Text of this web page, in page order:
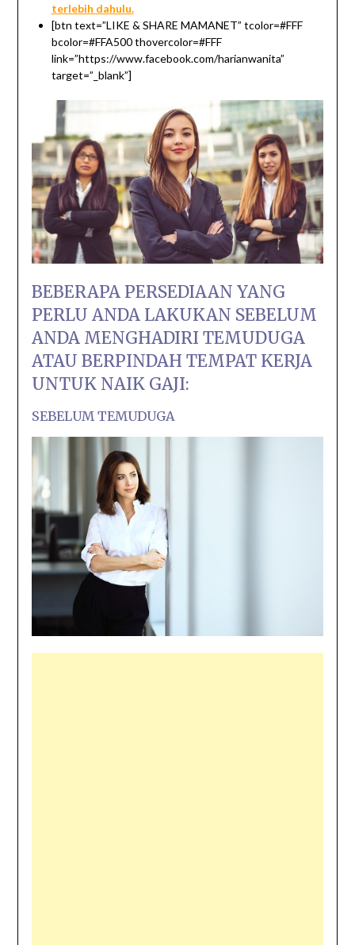
terlebih dahulu.
[btn text=”LIKE & SHARE MAMANET” tcolor=#FFF
bcolor=#FFA500 thovercolor=#FFF
link=”https://www.facebook.com/harianwanita”
target=”_blank”]
BEBERAPA PERSEDIAAN YANG
PERLU ANDA LAKUKAN SEBELUM
ANDA MENGHADIRI TEMUDUGA
ATAU BERPINDAH TEMPAT KERJA
UNTUK NAIK GAJI:
SEBELUM TEMUDUGA